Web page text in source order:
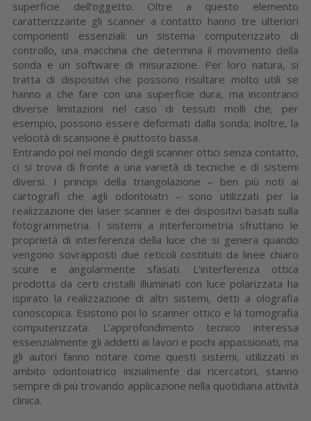
superficie dell’oggetto. Oltre a questo elemento
caratterizzante gli scanner a contatto hanno tre ulteriori
componenti essenziali: un sistema computerizzato di
controllo, una macchina che determina il movimento della
sonda e un software di misurazione. Per loro natura, si
tratta di dispositivi che possono risultare molto utili se
hanno a che fare con una superficie dura, ma incontrano
diverse limitazioni nel caso di tessuti molli che, per
esempio, possono essere deformati dalla sonda; inoltre, la
velocità di scansione è piuttosto bassa.
Entrando poi nel mondo degli scanner ottici senza contatto,
ci si trova di fronte a una varietà di tecniche e di sistemi
diversi. I principi della triangolazione – ben più noti ai
cartografi che agli odontoiatri – sono utilizzati per la
realizzazione dei laser scanner e dei dispositivi basati sulla
fotogrammetria. I sistemi a interferometria sfruttano le
proprietà di interferenza della luce che si genera quando
vengono sovrapposti due reticoli costituiti da linee chiaro
scure e angolarmente sfasati. L’interferenza ottica
prodotta da certi cristalli illuminati con luce polarizzata ha
ispirato la realizzazione di altri sistemi, detti a olografia
conoscopica. Esistono poi lo scanner ottico e la tomografia
computerizzata. L’approfondimento tecnico interessa
essenzialmente gli addetti ai lavori e pochi appassionati, ma
gli autori fanno notare come questi sistemi, utilizzati in
ambito odontoiatrico inizialmente dai ricercatori, stanno
sempre di più trovando applicazione nella quotidiana attività
clinica.